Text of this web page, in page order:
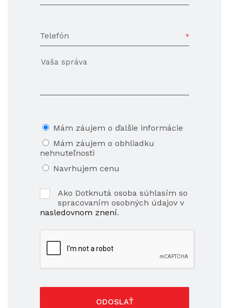
Telefón
Mám záujem o ďalšie informácie
Mám záujem o obhliadku
nehnuteľnosti
Navrhujem cenu
Ako Dotknutá osoba súhlasím so
spracovaním osobných údajov v
nasledovnom znení.
ODOSLAŤ